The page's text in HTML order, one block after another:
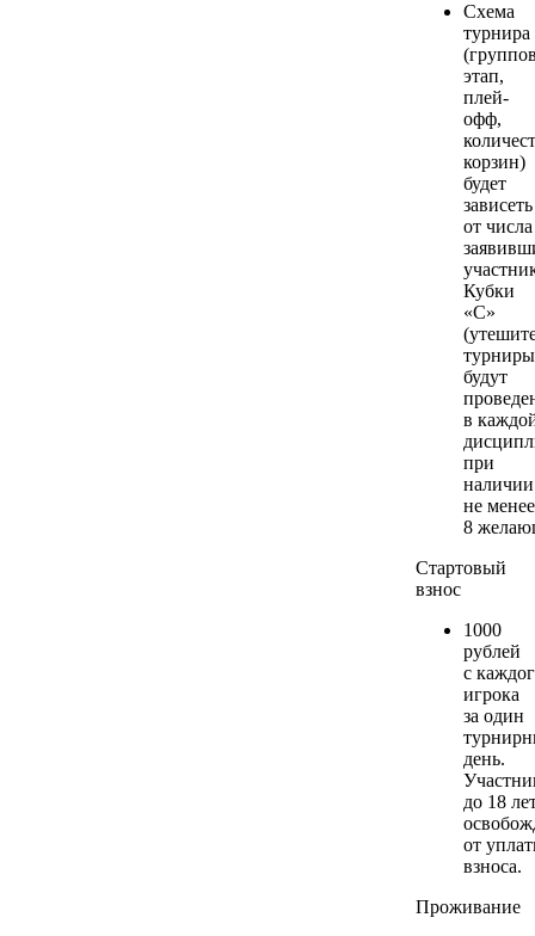
Схема
турнира
этап,
плей-
офф,
корзин)
будет
зависеть
от числа
Кубки
«С»
будут
в
при
наличии
не менее
8
Стартовый
взнос
1000
рублей
с
игрока
за один
день.
до 18
от
взноса.
Проживание